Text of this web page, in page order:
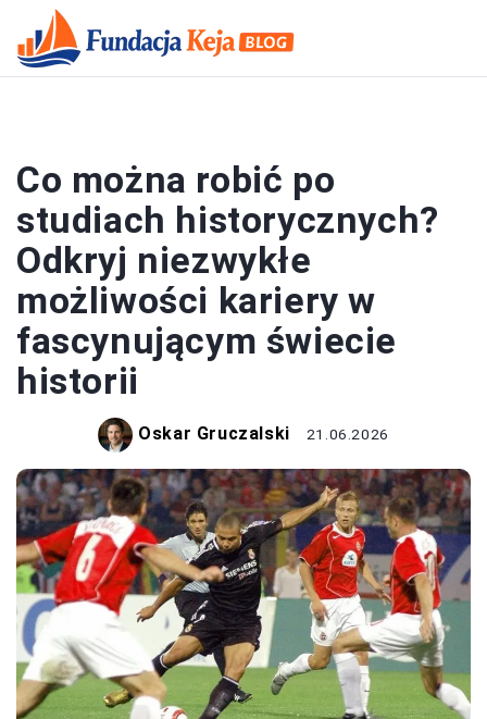
Co można robić po
studiach historycznych?
Odkryj niezwykłe
możliwości kariery w
fascynującym świecie
historii
Oskar Gruczalski 21.06.2026